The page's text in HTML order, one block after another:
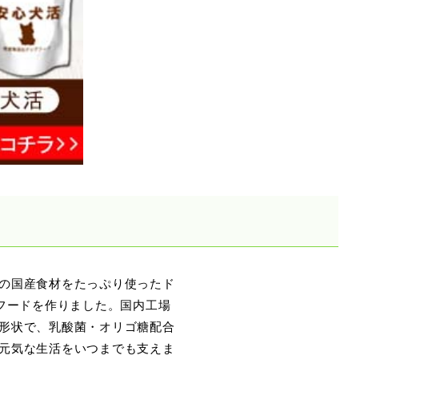
国産食材をたっぷり使ったド
ードを作りました。国内工場
状で、乳酸菌・オリゴ糖配合
気な生活をいつまでも支えま